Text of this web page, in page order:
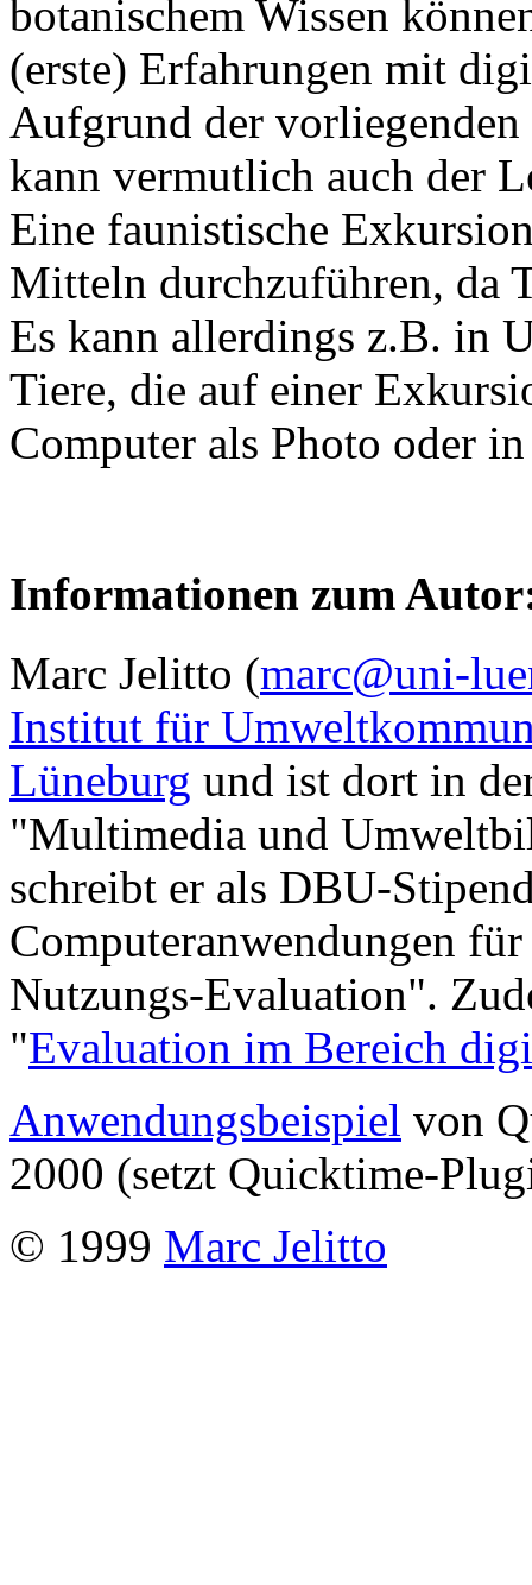
botanischem Wissen
(erste) Erfahrungen mit
Aufgrund der vorliegenden
kann vermutlich auch der
Eine faunistische
Mitteln durchzuführen, da
Es kann allerdings z.B. in
Tiere, die auf einer
Computer als Photo oder
Informationen zum
Marc Jelitto (marc@uni-
Institut für
Lüneburg und ist dort in
"Multimedia und
schreibt er als DBU-
Computeranwendungen
Nutzungs-Evaluation".
"Evaluation im Bereich
Anwendungsbeispiel von
2000 (setzt Quicktime-
© 1999 Marc Jelitto